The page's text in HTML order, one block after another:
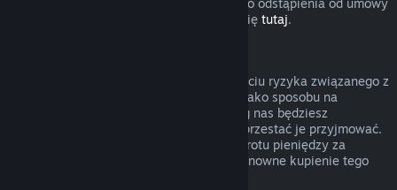
Wyjaśnienie dotyczące działania prawa do odstąpienia od umowy
w UE dla użytkowników Steam znajduje się tutaj.
Zwroty pieniędzy mają polegać na usunięciu ryzyka związanego z
kupowaniem produktów na Steam — nie jako sposobu na
zdobywanie darmowych gier. Jeśli według nas będziesz
nadużywać zwrotów pieniędzy, możemy przestać je przyjmować.
Nie uważamy za nadużycie zażądania zwrotu pieniędzy za
produkt zakupiony przed wyprzedażą i ponowne kupienie tego